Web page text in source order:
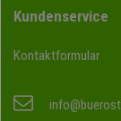
Kundenservice
Kontaktformular